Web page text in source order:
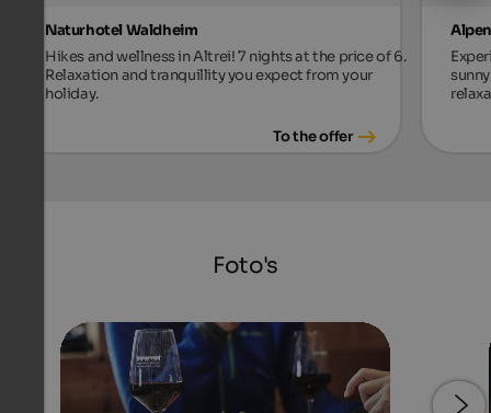
Naturhotel Waldheim
Hikes and wellness in Altrei! 7 nights at the price of 6.
Relaxation and tranquillity you expect from your
holiday.
To the offer
Foto's